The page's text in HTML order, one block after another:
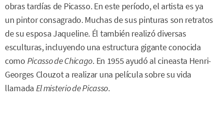
obras tardías de Picasso. En este período, el artista es ya
un pintor consagrado. Muchas de sus pinturas son retratos
de su esposa Jaqueline. Él también realizó diversas
esculturas, incluyendo una estructura gigante conocida
como Picasso de Chicago. En 1955 ayudó al cineasta Henri-
Georges Clouzot a realizar una película sobre su vida
llamada El misterio de Picasso.